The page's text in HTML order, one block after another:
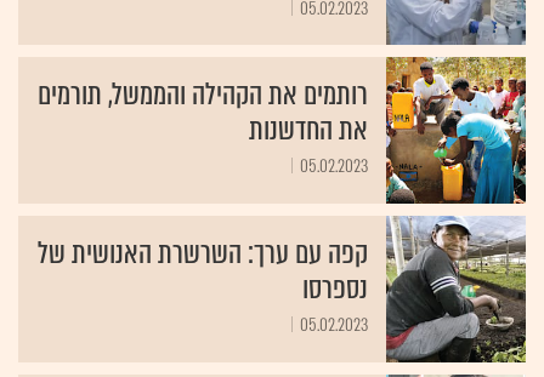
רותמים את הקהילה והממשל, תורמים
את החדשנות
05.02.2023
קפה עם ערך: השרשרת האנושית של
נספרסו
05.02.2023